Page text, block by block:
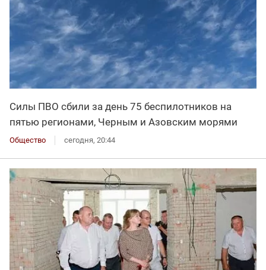
Силы ПВО сбили за день 75 беспилотников на
пятью регионами, Черным и Азовским морями
Общество сегодня, 20:44